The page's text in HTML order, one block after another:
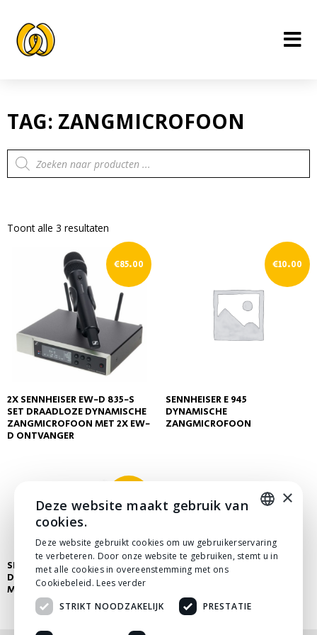
inhoud
TAG: ZANGMICROFOON
Producten
zoeken
Toont alle 3 resultaten
2X SENNHEISER EW-D 835-S
SET DRAADLOZE DYNAMISCHE
ZANGMICROFOON MET 2X EW-
D ONTVANGER
€85.00
SENNHEISER E 945
DYNAMISCHE
ZANGMICROFOON
€10.00
SHURE QLX-D24 / BETA 58
DRAADLOZE ZANG
MICROFOON
DUTCH
×
Deze website maakt gebruik van
cookies.
Deze website gebruikt cookies om uw gebruikerservaring
te verbeteren. Door onze website te gebruiken, stemt u in
met alle cookies in overeenstemming met ons
Cookiebeleid. Lees verder
STRIKT NOODZAKELIJK
PRESTATIE